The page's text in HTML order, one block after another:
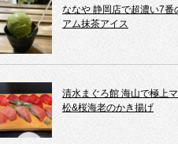
ななや 静岡店で超濃い7番
アム抹茶アイス
清水まぐろ館 海山で極上
松&桜海老のかき揚げ